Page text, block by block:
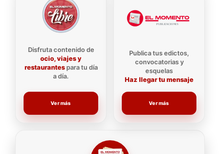
Disfruta contenido de
ocio, viajes y
restaurantespara tu día
a día.
Ver más
Publica tus edictos,
convocatorias y
esquelas
Haz llegar tu mensaje
Ver más